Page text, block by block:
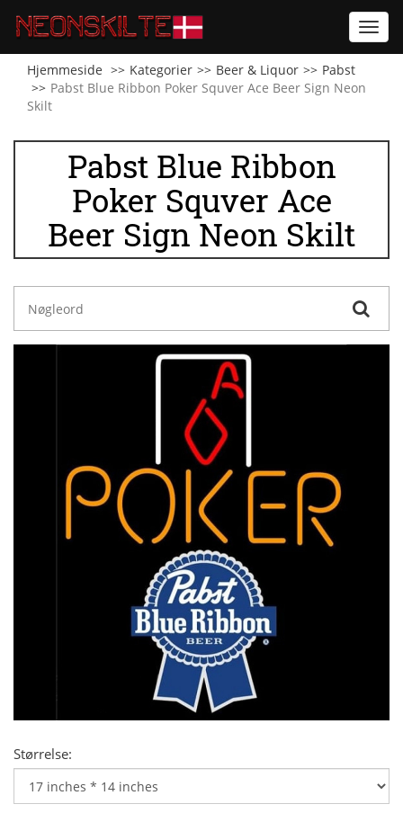
Hjemmeside
Kategorier Beer & Liquor
Pabst
Pabst Blue Ribbon Poker Squver Ace Beer Sign Neon
Skilt
Pabst Blue Ribbon
Poker Squver Ace
Beer Sign Neon Skilt
Størrelse: